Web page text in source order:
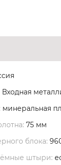
Входная
минеральная
75 мм
блока:
штыри: